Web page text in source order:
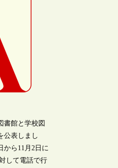
書館と学校図
公表しまし
から11月2日に
して電話で行